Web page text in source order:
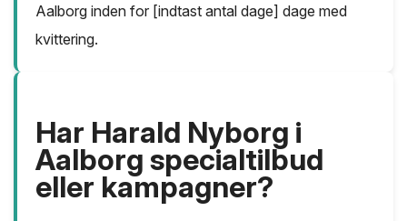
Aalborg inden for [indtast antal dage] dage med
kvittering.
Har Harald Nyborg i
Aalborg specialtilbud
eller kampagner?